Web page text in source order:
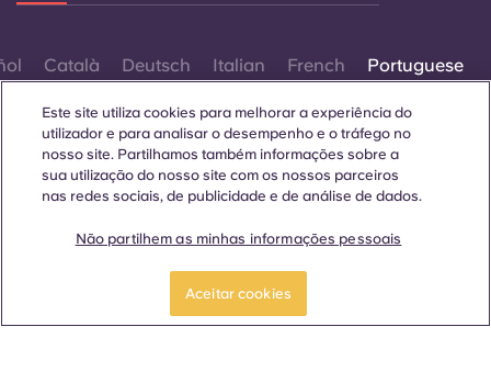
Reservar um
Faça uma visita
Català Deutsch Italian French Portuguese
Sempre que palavras que denotam um género específico
Este site utiliza cookies para melhorar a experiência do
utilizador e para analisar o desempenho e o tráfego no
nosso site. Partilhamos também informações sobre a
sua utilização do nosso site com os nossos parceiros
nas redes sociais, de publicidade e de análise de dados.
Não partilhem as minhas informações pessoais
Aceitar cookies